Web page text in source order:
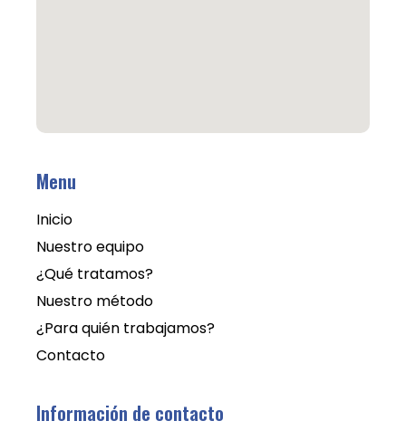
Menu
Inicio
Nuestro equipo
¿Qué tratamos?
Nuestro método
¿Para quién trabajamos?
Contacto
Información de contacto